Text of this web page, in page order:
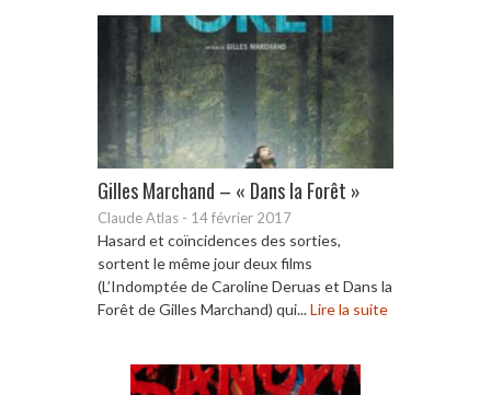
Gilles Marchand – « Dans la Forêt »
Claude Atlas - 14 février 2017
Hasard et coïncidences des sorties,
sortent le même jour deux films
(L’Indomptée de Caroline Deruas et Dans la
Forêt de Gilles Marchand) qui...Lire la suite